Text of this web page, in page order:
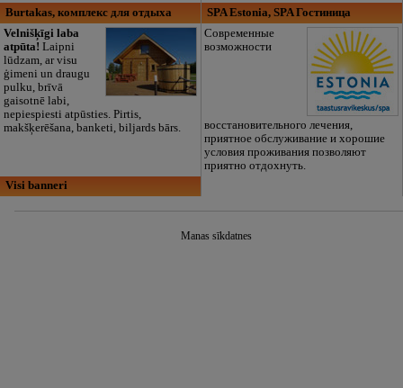
Burtakas, комплекс для отдыха
Velnišķīgi laba
atpūta! Laipni
lūdzam, ar visu
ģimeni un draugu
pulku, brīvā
gaisotnē labi,
nepiespiesti atpūsties. Pirtis,
makšķerēšana, banketi, biljards bārs.
SPA Estonia, SPA Гостиница
Современные
возможности
восстановительного лечения,
приятное обслуживание и хорошие
условия проживания позволяют
приятно отдохнуть.
Visi banneri
Manas sīkdatnes